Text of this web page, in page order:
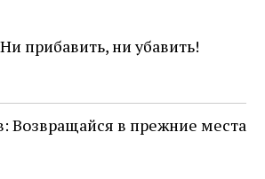
прибавить, ни убавить!
Возвращайся в прежние места